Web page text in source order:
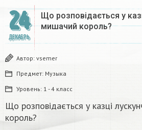
24
ДЕКАБРЬ
Що розповідається у
мишачий король?
Автор: vsemer
Предмет: Музыка
Уровень: 1 - 4 класс
Що розповідається у казці
король?